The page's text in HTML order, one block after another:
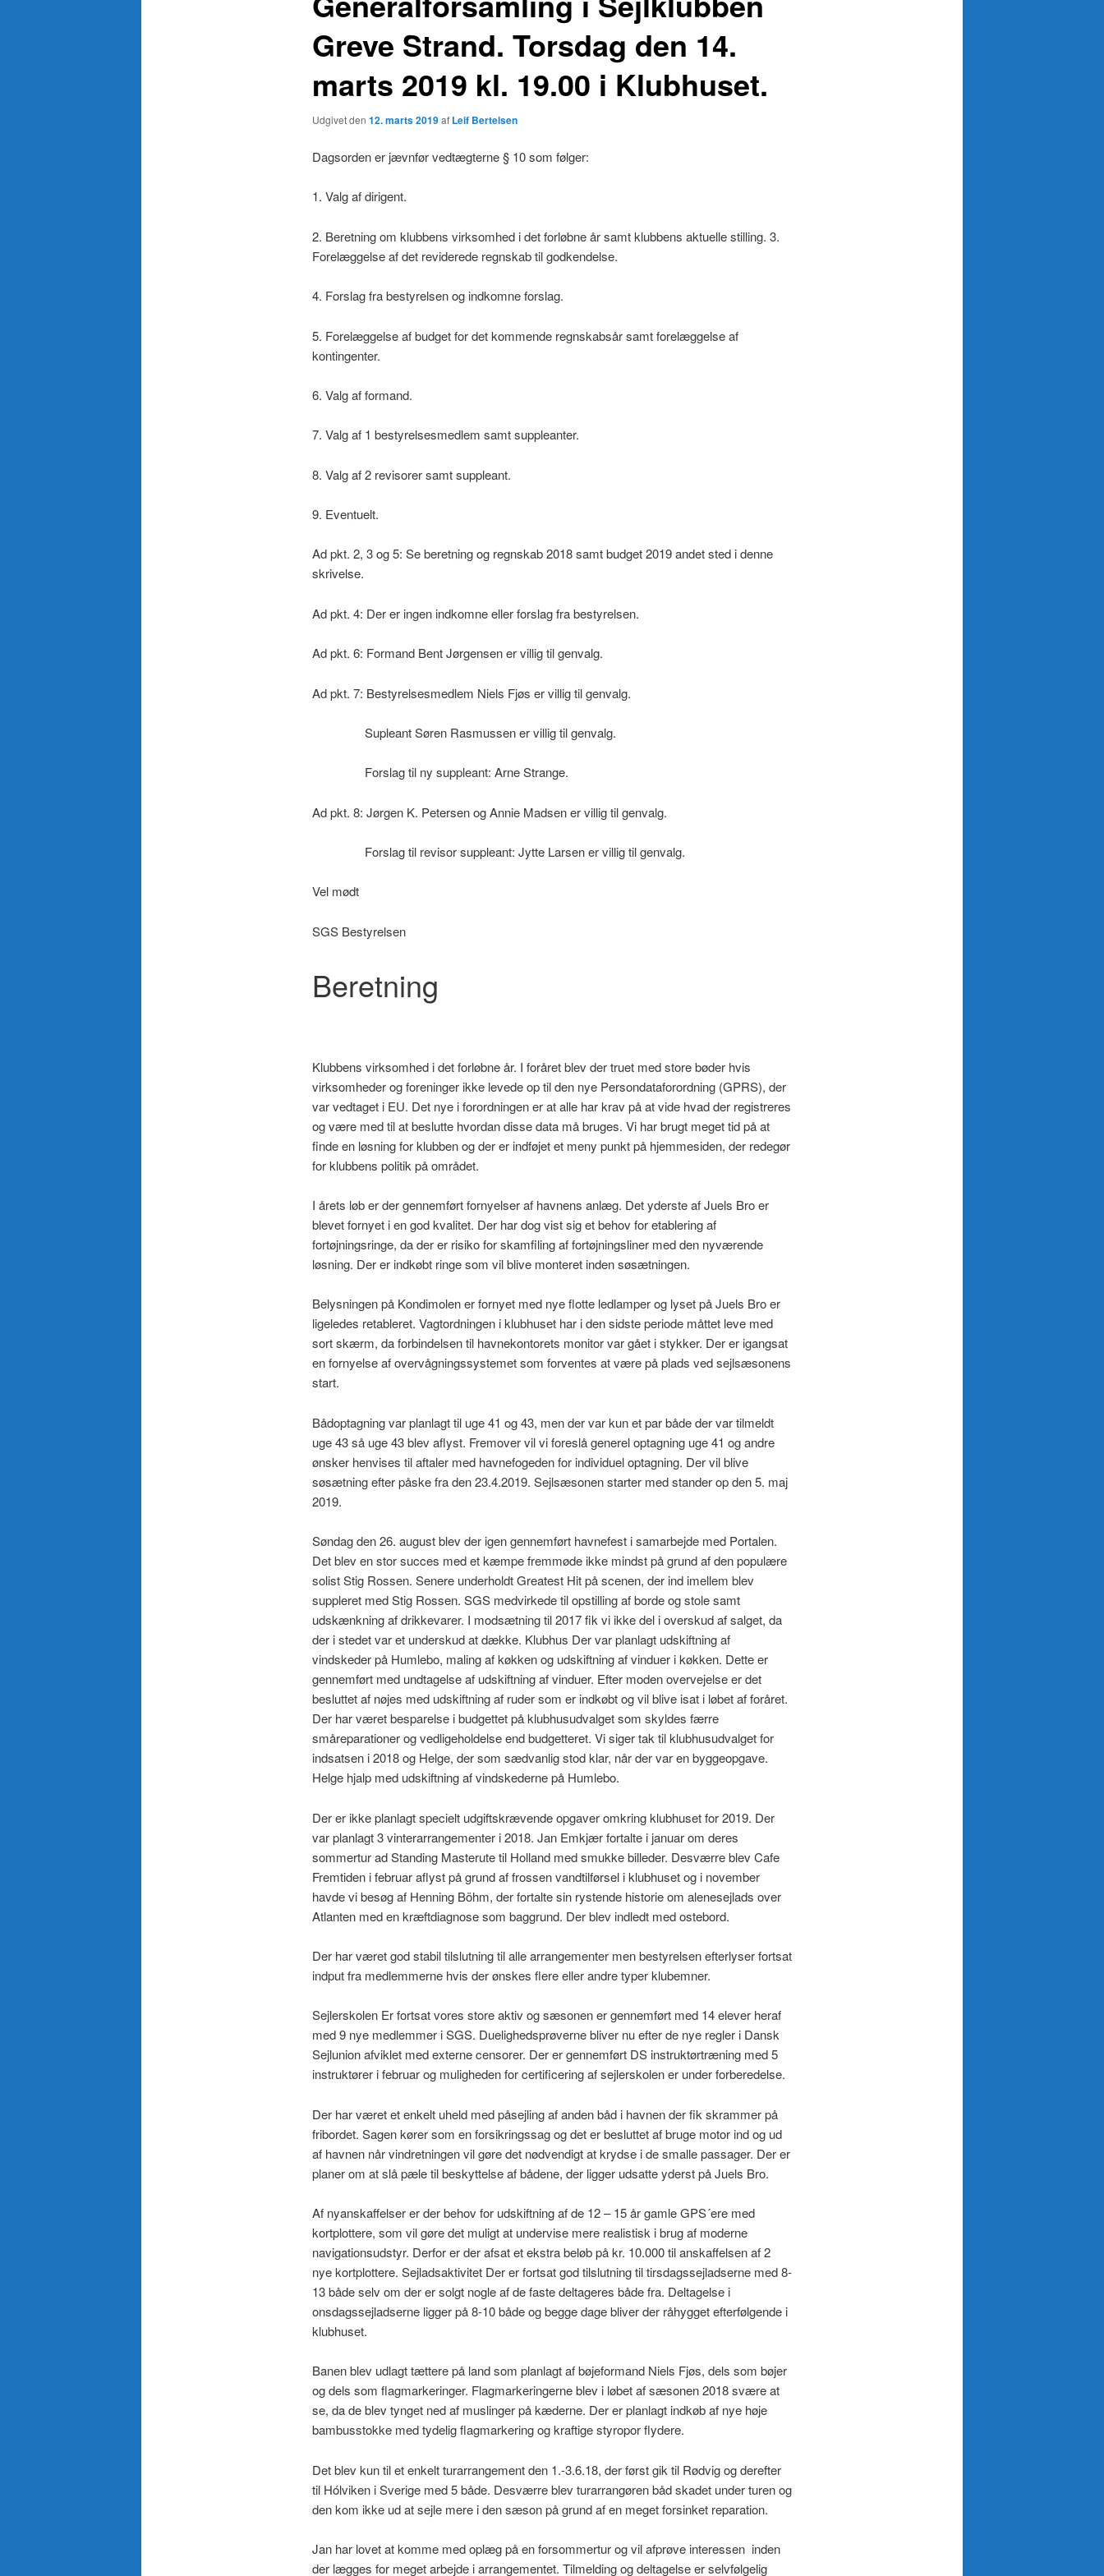
Greve Strand. Torsdag den 14.
marts 2019 kl. 19.00 i Klubhuset.
Udgivet den 12. marts 2019af Leif Bertelsen
Dagsorden er jævnfør vedtægterne § 10 som følger:
1. Valg af dirigent.
2. Beretning om klubbens virksomhed i det forløbne år samt klubbens aktuelle stilling. 3.
Forelæggelse af det reviderede regnskab til godkendelse.
4. Forslag fra bestyrelsen og indkomne forslag.
5. Forelæggelse af budget for det kommende regnskabsår samt forelæggelse af
kontingenter.
6. Valg af formand.
7. Valg af 1 bestyrelsesmedlem samt suppleanter.
8. Valg af 2 revisorer samt suppleant.
9. Eventuelt.
Ad pkt. 2, 3 og 5: Se beretning og regnskab 2018 samt budget 2019 andet sted i denne
skrivelse.
Ad pkt. 4: Der er ingen indkomne eller forslag fra bestyrelsen.
Ad pkt. 6: Formand Bent Jørgensen er villig til genvalg.
Ad pkt. 7: Bestyrelsesmedlem Niels Fjøs er villig til genvalg.
Supleant Søren Rasmussen er villig til genvalg.
Forslag til ny suppleant: Arne Strange.
Ad pkt. 8: Jørgen K. Petersen og Annie Madsen er villig til genvalg.
Forslag til revisor suppleant: Jytte Larsen er villig til genvalg.
Vel mødt
SGS Bestyrelsen
Beretning
Klubbens virksomhed i det forløbne år. I foråret blev der truet med store bøder hvis
virksomheder og foreninger ikke levede op til den nye Persondataforordning (GPRS), der
var vedtaget i EU. Det nye i forordningen er at alle har krav på at vide hvad der registreres
og være med til at beslutte hvordan disse data må bruges. Vi har brugt meget tid på at
finde en løsning for klubben og der er indføjet et meny punkt på hjemmesiden, der redegør
for klubbens politik på området.
I årets løb er der gennemført fornyelser af havnens anlæg. Det yderste af Juels Bro er
blevet fornyet i en god kvalitet. Der har dog vist sig et behov for etablering af
fortøjningsringe, da der er risiko for skamfiling af fortøjningsliner med den nyværende
løsning. Der er indkøbt ringe som vil blive monteret inden søsætningen.
Belysningen på Kondimolen er fornyet med nye flotte ledlamper og lyset på Juels Bro er
ligeledes retableret. Vagtordningen i klubhuset har i den sidste periode måttet leve med
sort skærm, da forbindelsen til havnekontorets monitor var gået i stykker. Der er igangsat
en fornyelse af overvågningssystemet som forventes at være på plads ved sejlsæsonens
start.
Bådoptagning var planlagt til uge 41 og 43, men der var kun et par både der var tilmeldt
uge 43 så uge 43 blev aflyst. Fremover vil vi foreslå generel optagning uge 41 og andre
ønsker henvises til aftaler med havnefogeden for individuel optagning. Der vil blive
søsætning efter påske fra den 23.4.2019. Sejlsæsonen starter med stander op den 5. maj
2019.
Søndag den 26. august blev der igen gennemført havnefest i samarbejde med Portalen.
Det blev en stor succes med et kæmpe fremmøde ikke mindst på grund af den populære
solist Stig Rossen. Senere underholdt Greatest Hit på scenen, der ind imellem blev
suppleret med Stig Rossen. SGS medvirkede til opstilling af borde og stole samt
udskænkning af drikkevarer. I modsætning til 2017 fik vi ikke del i overskud af salget, da
der i stedet var et underskud at dække. Klubhus Der var planlagt udskiftning af
vindskeder på Humlebo, maling af køkken og udskiftning af vinduer i køkken. Dette er
gennemført med undtagelse af udskiftning af vinduer. Efter moden overvejelse er det
besluttet af nøjes med udskiftning af ruder som er indkøbt og vil blive isat i løbet af foråret.
Der har været besparelse i budgettet på klubhusudvalget som skyldes færre
småreparationer og vedligeholdelse end budgetteret. Vi siger tak til klubhusudvalget for
indsatsen i 2018 og Helge, der som sædvanlig stod klar, når der var en byggeopgave.
Helge hjalp med udskiftning af vindskederne på Humlebo.
Der er ikke planlagt specielt udgiftskrævende opgaver omkring klubhuset for 2019. Der
var planlagt 3 vinterarrangementer i 2018. Jan Emkjær fortalte i januar om deres
sommertur ad Standing Masterute til Holland med smukke billeder. Desværre blev Cafe
Fremtiden i februar aflyst på grund af frossen vandtilførsel i klubhuset og i november
havde vi besøg af Henning Böhm, der fortalte sin rystende historie om alenesejlads over
Atlanten med en kræftdiagnose som baggrund. Der blev indledt med ostebord.
Der har været god stabil tilslutning til alle arrangementer men bestyrelsen efterlyser fortsat
indput fra medlemmerne hvis der ønskes flere eller andre typer klubemner.
Sejlerskolen Er fortsat vores store aktiv og sæsonen er gennemført med 14 elever heraf
med 9 nye medlemmer i SGS. Duelighedsprøverne bliver nu efter de nye regler i Dansk
Sejlunion afviklet med externe censorer. Der er gennemført DS instruktørtræning med 5
instruktører i februar og muligheden for certificering af sejlerskolen er under forberedelse.
Der har været et enkelt uheld med påsejling af anden båd i havnen der fik skrammer på
fribordet. Sagen kører som en forsikringssag og det er besluttet af bruge motor ind og ud
af havnen når vindretningen vil gøre det nødvendigt at krydse i de smalle passager. Der er
planer om at slå pæle til beskyttelse af bådene, der ligger udsatte yderst på Juels Bro.
Af nyanskaffelser er der behov for udskiftning af de 12 – 15 år gamle GPS´ere med
kortplottere, som vil gøre det muligt at undervise mere realistisk i brug af moderne
navigationsudstyr. Derfor er der afsat et ekstra beløb på kr. 10.000 til anskaffelsen af 2
nye kortplottere. Sejladsaktivitet Der er fortsat god tilslutning til tirsdagssejladserne med 8-
13 både selv om der er solgt nogle af de faste deltageres både fra. Deltagelse i
onsdagssejladserne ligger på 8-10 både og begge dage bliver der råhygget efterfølgende i
klubhuset.
Banen blev udlagt tættere på land som planlagt af bøjeformand Niels Fjøs, dels som bøjer
og dels som flagmarkeringer. Flagmarkeringerne blev i løbet af sæsonen 2018 svære at
se, da de blev tynget ned af muslinger på kæderne. Der er planlagt indkøb af nye høje
bambusstokke med tydelig flagmarkering og kraftige styropor flydere.
Det blev kun til et enkelt turarrangement den 1.-3.6.18, der først gik til Rødvig og derefter
til Hólviken i Sverige med 5 både. Desværre blev turarrangøren båd skadet under turen og
den kom ikke ud at sejle mere i den sæson på grund af en meget forsinket reparation.
Jan har lovet at komme med oplæg på en forsommertur og vil afprøve interessen inden
der lægges for meget arbejde i arrangementet. Tilmelding og deltagelse er selvfølgelig